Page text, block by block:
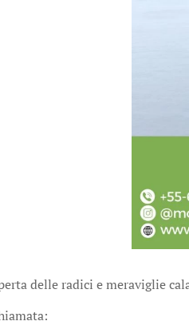
delle radici e meraviglie